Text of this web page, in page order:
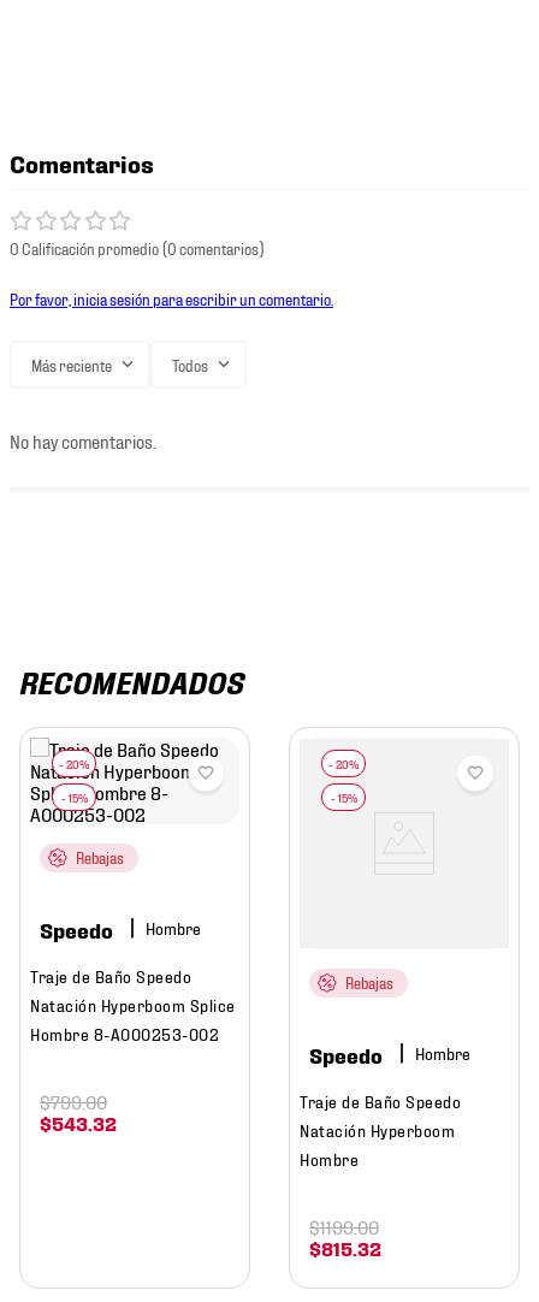
Comentarios
0 Calificación promedio(0 comentarios)
Por favor, inicia sesión para escribir un comentario.
Más reciente Todos
No hay comentarios.
RECOMENDADOS
Rebajas
Speedo Hombre
Traje de Baño Speedo
Natación Hyperboom Splice
Hombre 8-A000253-002
$543.32
$799.00
Rebajas
Speedo Hombre
Traje de Baño Speedo
Natación Hyperboom
Hombre
$815.32
$1199.00